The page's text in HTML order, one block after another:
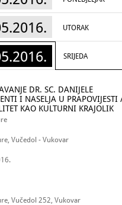
UTORAK
SRIJEDA
DR. SC. DANIJELE
I NASELJA U PRAPOVIJESTI
KAO KULTURNI KRAJOLIK
Vučedol - Vukovar
Vučedol 252, Vukovar